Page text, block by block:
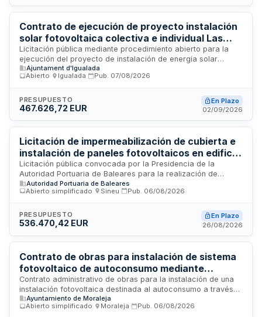
Contrato de ejecución de proyecto instalación
solar fotovoltaica colectiva e individual Las
Comes
Licitación pública mediante procedimiento abierto para la
ejecución del proyecto de instalación de energía solar
fotovoltaica de carácter colectivo e individual en Las Comes.
El procedimiento se tramitará conforme a la normativa de
valoración que incluyen precio y otros factores para
determinar la propuesta más ventajosa. Las empresas
de sobre digital, acreditando experiencia previa en
instalaciones de similar naturaleza y potencia.
Ajuntament d'Igualada
Abierto
Igualada Pub. 07/08/2026
PRESUPUESTO
467.626,72 EUR
En Plazo
02/09/2026
Licitación de impermeabilización de cubierta e
instalación de paneles fotovoltaicos en edificio
portuario - Autoridad Portuaria de Baleares
Licitación pública convocada por la Presidencia de la
Autoridad Portuaria de Baleares para la realización de
trabajos de impermeabilización de la cubierta e instalación
de un sistema de paneles fotovoltaicos en el edificio A del
preparación, impermeabilización y montaje de
infraestructuras de generación de energía solar, con un
en una estrategia de mejora energética y mantenimiento de
las instalaciones portuarias de Baleares.
Autoridad Portuaria de Baleares
Abierto simplificado
Sineu Pub. 06/08/2026
PRESUPUESTO
536.470,42 EUR
En Plazo
26/08/2026
Contrato de obras para instalación de sistema
fotovoltaico de autoconsumo mediante
comunidad energética conectada a red con
gestión de excedentes
Contrato administrativo de obras para la instalación de una
instalación fotovoltaica destinada al autoconsumo a través
de una comunidad energética local conectada a la red
eléctrica, con capacidad de gestión de excedentes de
Ayuntamiento de Moraleja
Abierto simplificado
Moraleja Pub. 06/08/2026